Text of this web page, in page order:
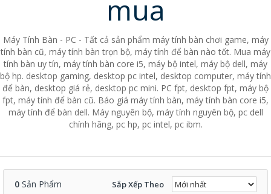
mua
Máy Tính Bàn - PC - Tất cả sản phẩm máy tính bàn chơi game, máy
tính bàn cũ, máy tính bàn trọn bộ, máy tính để bàn nào tốt. Mua máy
tính bàn uy tín, máy tính bàn core i5, máy bộ intel, máy bộ dell, máy
bộ hp. desktop gaming, desktop pc intel, desktop computer, máy tính
để bàn, desktop giá rẻ, desktop pc mini. PC fpt, desktop fpt, máy bộ
fpt, máy tính để bàn cũ. Báo giá máy tính bàn, máy tính bàn core i5,
máy tính để bàn dell. Máy nguyên bộ, máy tính nguyên bộ, pc dell
chính hãng, pc hp, pc intel, pc ibm.
0 Sản Phẩm Sắp Xếp Theo